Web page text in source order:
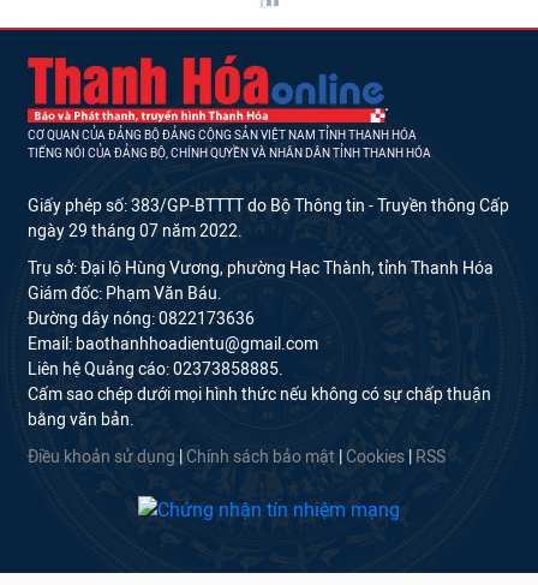
CƠ QUAN CỦA ĐẢNG BỘ ĐẢNG CỘNG SẢN VIỆT NAM TỈNH THANH HÓA
TIẾNG NÓI CỦA ĐẢNG BỘ, CHÍNH QUYỀN VÀ NHÂN DÂN TỈNH THANH HÓA
Giấy phép số: 383/GP-BTTTT do Bộ Thông tin - Truyền thông Cấp
ngày 29 tháng 07 năm 2022.
Trụ sở: Đại lộ Hùng Vương, phường Hạc Thành, tỉnh Thanh Hóa
Giám đốc: Phạm Văn Báu.
Đường dây nóng: 0822173636
Email: baothanhhoadientu@gmail.com
Liên hệ Quảng cáo: 02373858885.
Cấm sao chép dưới mọi hình thức nếu không có sự chấp thuận
bằng văn bản.
Điều khoản sử dụng Chính sách bảo mật Cookies RSS